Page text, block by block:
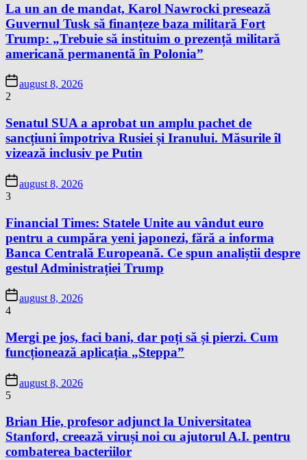
La un an de mandat, Karol Nawrocki presează
Guvernul Tusk să finanțeze baza militară Fort
Trump: „Trebuie să instituim o prezență militară
americană permanentă în Polonia”
august 8, 2026
2
Senatul SUA a aprobat un amplu pachet de
sancțiuni împotriva Rusiei și Iranului. Măsurile îl
vizează inclusiv pe Putin
august 8, 2026
3
Financial Times: Statele Unite au vândut euro
pentru a cumpăra yeni japonezi, fără a informa
Banca Centrală Europeană. Ce spun analiștii despre
gestul Administrației Trump
august 8, 2026
4
Mergi pe jos, faci bani, dar poți să și pierzi. Cum
funcționează aplicația „Steppa”
august 8, 2026
5
Brian Hie, profesor adjunct la Universitatea
Stanford, creează viruși noi cu ajutorul A.I. pentru
combaterea bacteriilor